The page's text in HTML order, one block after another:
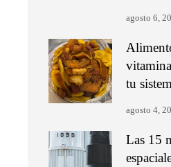
agosto 6,
tu
agosto 4,
Las 15